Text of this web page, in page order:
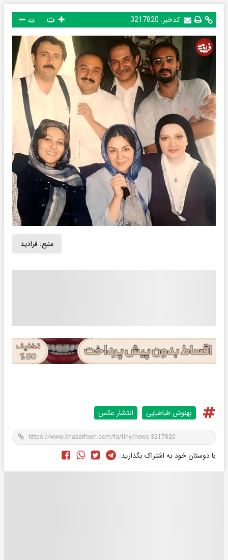
کدخبر: 3217820 ت
منبع: فرادید
بهنوش طباطبایی انتشار عکس
با دوستان خود به اشتراک بگذارید: